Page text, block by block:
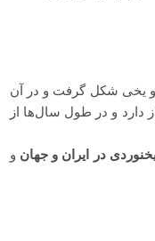
و یخی شکل گرفت و در آن
دارد و در طول سال‌ها از
در ایران و جهان و